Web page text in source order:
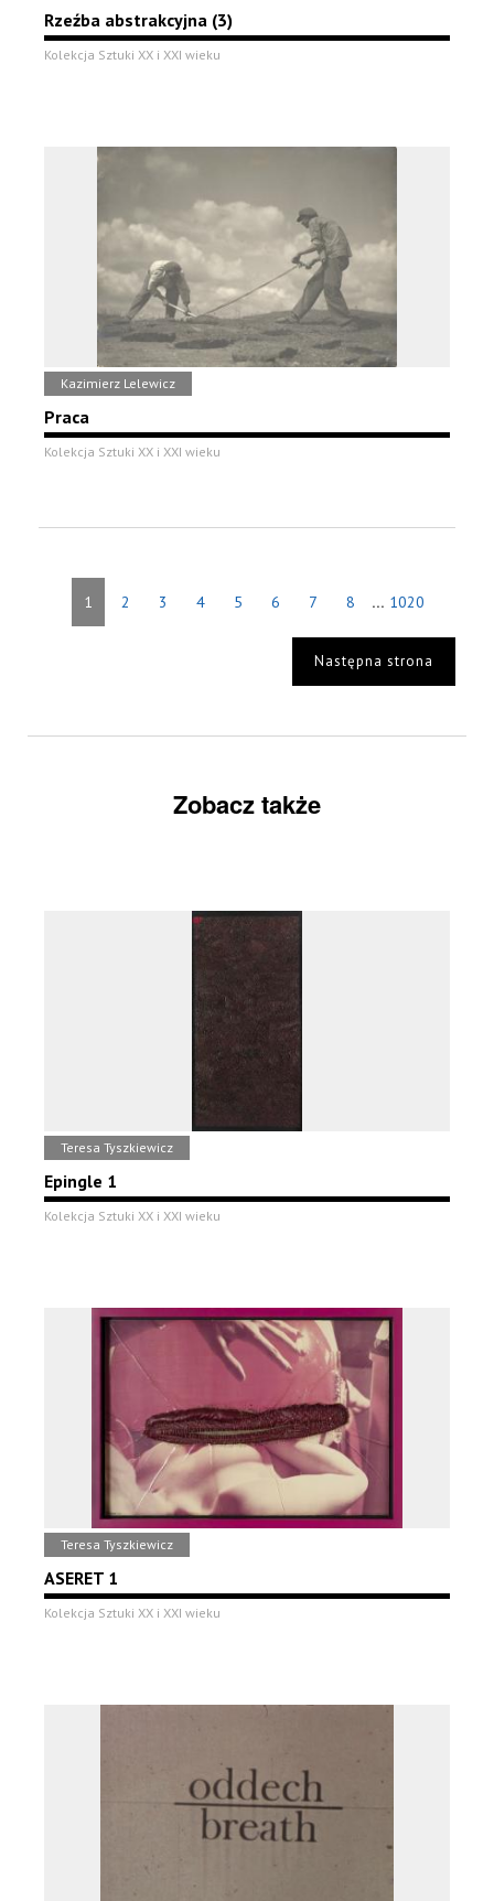
Rzeźba abstrakcyjna (3)
Kolekcja Sztuki XX i XXI wieku
Kazimierz Lelewicz
Praca
Kolekcja Sztuki XX i XXI wieku
1 2 3 4 5 6 7 8 ... 1020
Następna strona
Zobacz także
Teresa Tyszkiewicz
Epingle 1
Kolekcja Sztuki XX i XXI wieku
Teresa Tyszkiewicz
ASERET 1
Kolekcja Sztuki XX i XXI wieku